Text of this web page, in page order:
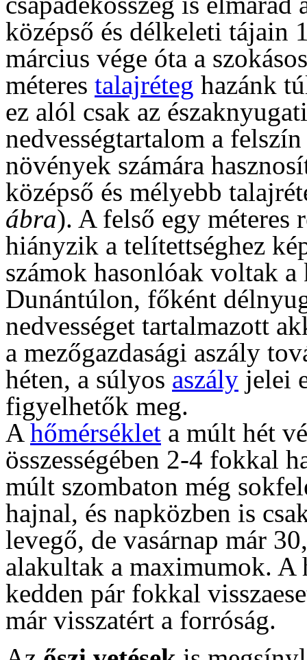
középső és délkeleti tájain
március vége óta a
méteres talajréteg hazánk
ez alól csak az
nedvességtartalom a
növények számára
középső és mélyebb
ábra). A felső egy méteres
hiányzik a telítettséghez
számok hasonlóak voltak a
Dunántúlon, főként
nedvességet tartalmazott
a mezőgazdasági aszály
héten, a súlyos aszály jelei
figyelhetők meg.
A hőmérséklet a múlt hét
összességében 2-4 fokkal
múlt szombaton még
hajnal, és napközben is
levegő, de vasárnap már
alakultak a maximumok. A
kedden pár fokkal
már visszatért a forróság.